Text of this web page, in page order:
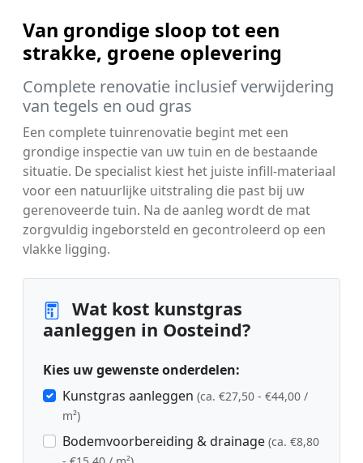
Van grondige sloop tot een
strakke, groene oplevering
Complete renovatie inclusief verwijdering
van tegels en oud gras
Een complete tuinrenovatie begint met een
grondige inspectie van uw tuin en de bestaande
situatie. De specialist kiest het juiste infill-materiaal
voor een natuurlijke uitstraling die past bij uw
gerenoveerde tuin. Na de aanleg wordt de mat
zorgvuldig ingeborsteld en gecontroleerd op een
vlakke ligging.
Wat kost kunstgras
aanleggen in Oosteind?
Kies uw gewenste onderdelen:
Kunstgras aanleggen (ca. €27,50 - €44,00 /
m²)
Bodemvoorbereiding & drainage (ca. €8,80